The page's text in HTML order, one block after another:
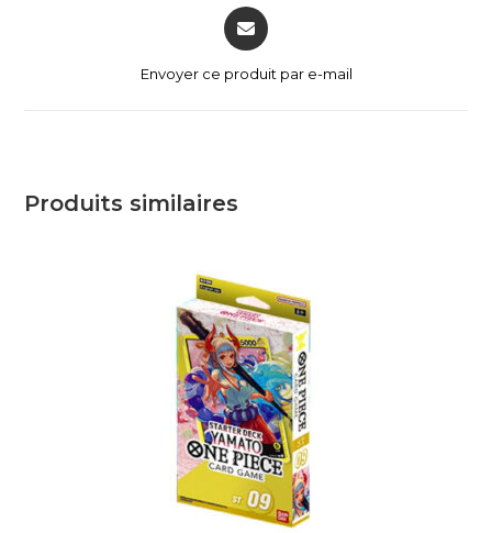
Envoyer ce produit par e-mail
Produits similaires